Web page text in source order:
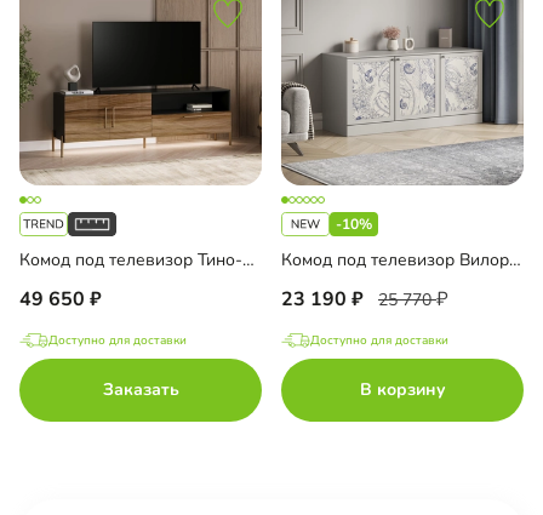
Комод под телевизор Тино-2-2
49 650
Доступно для доставки
Заказать
-10%
Комод под телевизор Вилория-3 на цоколе
23 190 25 770
Доступно для доставки
В корзину